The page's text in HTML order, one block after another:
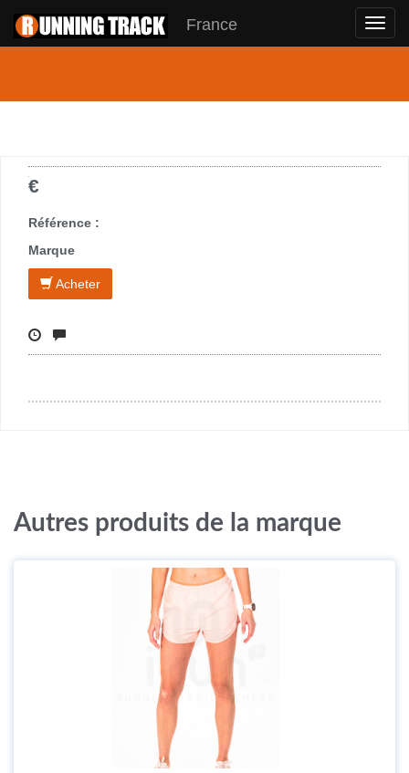
France
€
Référence :
Marque
Acheter
Autres produits de la marque